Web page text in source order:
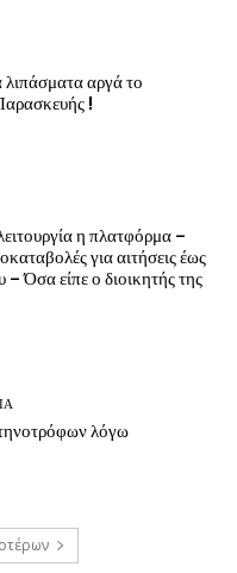
αργά το
!
η πλατφόρμα –
για αιτήσεις έως
– Όσα είπε ο διοικητής της
λόγω